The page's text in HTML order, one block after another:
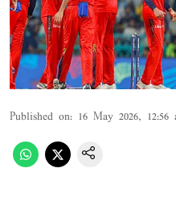
Published on: 16 May 2026, 12:56